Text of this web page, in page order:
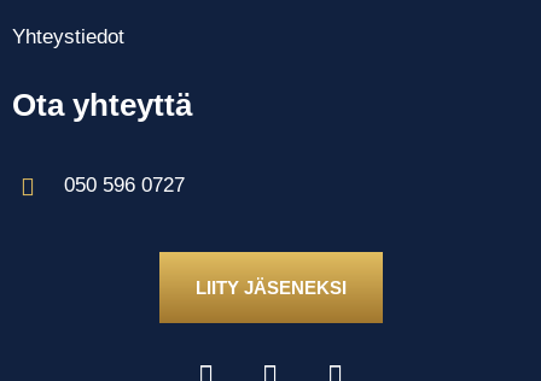
Yhteystiedot
Ota yhteyttä
050 596 0727
LIITY JÄSENEKSI